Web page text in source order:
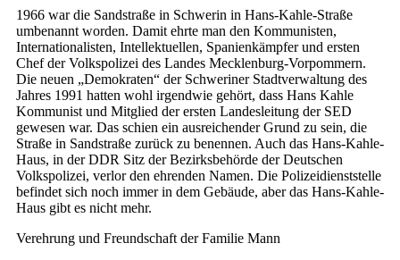
1966 war die Sandstraße in Schwerin in Hans-Kahle-Straße
umbenannt worden. Damit ehrte man den Kommunisten,
Internationalisten, Intellektuellen, Spanienkämpfer und ersten
Chef der Volkspolizei des Landes Mecklenburg-Vorpommern.
Die neuen „Demokraten“ der Schweriner Stadtverwaltung des
Jahres 1991 hatten wohl irgendwie gehört, dass Hans Kahle
Kommunist und Mitglied der ersten Landesleitung der SED
gewesen war. Das schien ein ausreichender Grund zu sein, die
Straße in Sandstraße zurück zu benennen. Auch das Hans-Kahle-
Haus, in der DDR Sitz der Bezirksbehörde der Deutschen
Volkspolizei, verlor den ehrenden Namen. Die Polizeidienststelle
befindet sich noch immer in dem Gebäude, aber das Hans-Kahle-
Haus gibt es nicht mehr.
Verehrung und Freundschaft der Familie Mann